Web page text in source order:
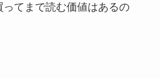
ってまで読む価値はあるの